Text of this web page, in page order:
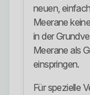
neuen,
Meerane
in der
Meerane als
einspringen.
Für spezielle